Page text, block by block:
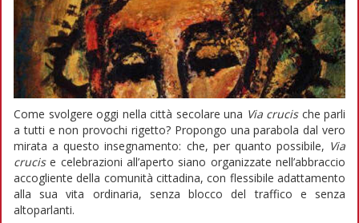
Come svolgere oggi nella città secolare una Via crucische parli
a tutti e non provochi rigetto? Propongo una parabola dal vero
mirata a questo insegnamento: che, per quanto possibile, Via
crucise celebrazioni all’aperto siano organizzate nell’abbraccio
accogliente della comunità cittadina, con flessibile adattamento
alla sua vita ordinaria, senza blocco del traffico e senza
altoparlanti.